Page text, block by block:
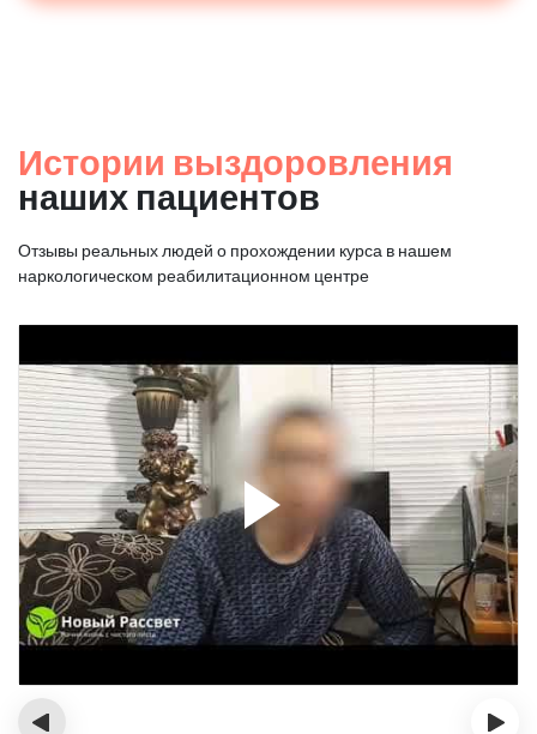
Истории выздоровления
наших пациентов
Отзывы реальных людей о прохождении курса в нашем
наркологическом реабилитационном центре
‹ ›